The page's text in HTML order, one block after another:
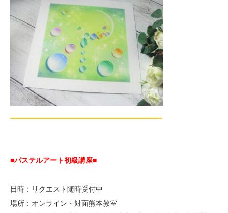
—————————————————————-
■パステルアート初級講座■
日時：リクエスト随時受付中
場所：オンライン・対面熊本教室